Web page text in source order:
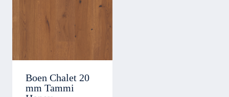
Boen Chalet 20
mm Tammi